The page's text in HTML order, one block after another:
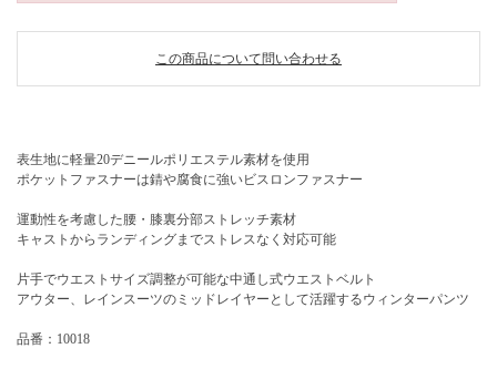
この商品について問い合わせる
表生地に軽量20デニールポリエステル素材を使用
ポケットファスナーは錆や腐食に強いビスロンファスナー
運動性を考慮した腰・膝裏分部ストレッチ素材
キャストからランディングまでストレスなく対応可能
片手でウエストサイズ調整が可能な中通し式ウエストベルト
アウター、レインスーツのミッドレイヤーとして活躍するウィンターパンツ
品番：10018